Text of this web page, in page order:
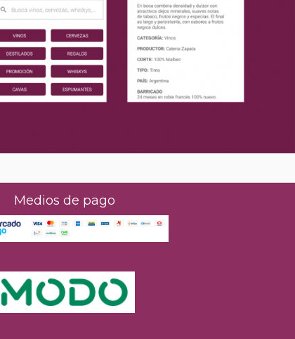
Medios de pago